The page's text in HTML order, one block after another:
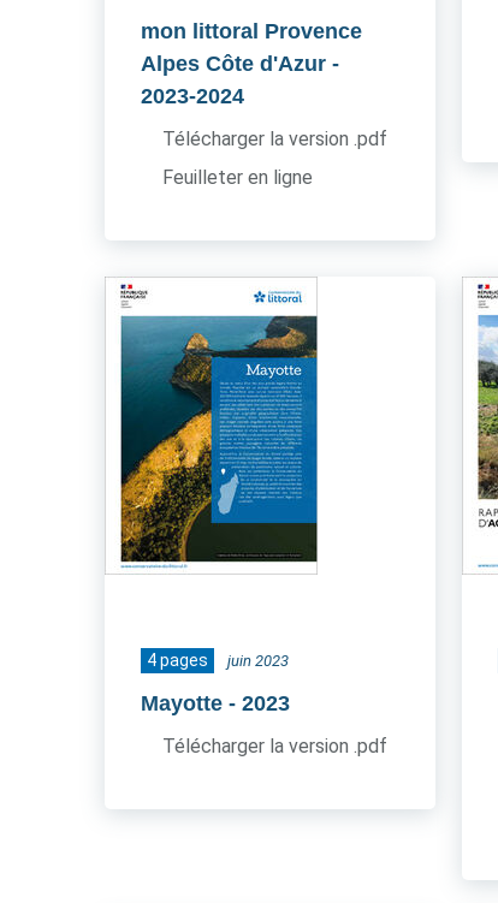
mon littoral Provence
Alpes Côte d'Azur -
2023-2024
Télécharger la version .pdf
Feuilleter en ligne
4 pages juin 2023
Mayotte - 2023
Télécharger la version .pdf